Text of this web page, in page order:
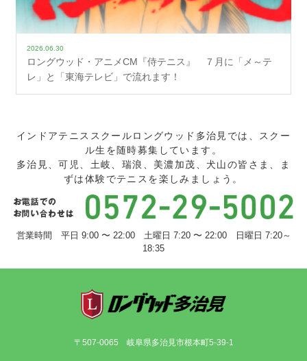
2026.06.30
ロングウッド・アニメCM『侍テニス』 ７月に「メ～テ
レ」と「東海テレビ」で流れます！
インドアテニススクールロングウッド多治見では、スクー
ル生を随時募集しています。
多治見、可児、土岐、瑞浪、美濃加茂、犬山の皆さま、ま
ずは体験でテニスを楽しみましょう。
営業時間 平日 9:00 〜 22:00 土曜日 7:20 〜 22:00 日曜日 7:20～
18:35
〒507-0065 岐阜県多治見市根本町5-39-1